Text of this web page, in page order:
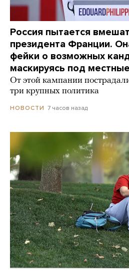
Россия пытается
президента Франции.
фейки о возможных
маскируясь под
От этой кампании
три крупных политика
НОВОСТИ 7 часов назад